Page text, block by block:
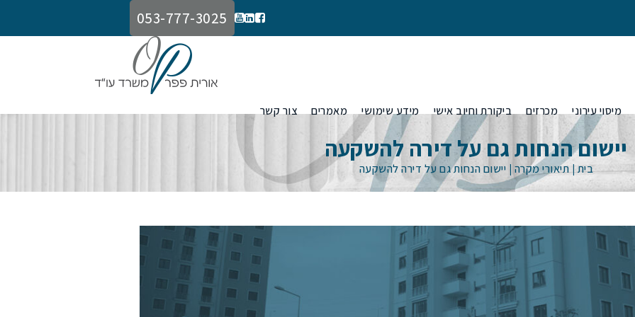
053-777-3025
מיסוי עירוני
בגין נכס לא
הוראות משרד
הפחתות היטלי פיתוח באמצעות ערכאות
משפטיות
סוגי היטלי פיתוח- סלילה, תיעול ושצ"פ ומה
שביניהם
ביטול חיובי היטלים מסיבות של התיישנות
מכרזים ביקורת וחיוב אישי
בטיוטת
בטיוטת
המקומית?
מידע שימושי מאמרים צור קשר
יישום הנחות גם על דירה להשקעה
בית|תיאורי מקרה | יישום הנחות גם על דירה להשקעה